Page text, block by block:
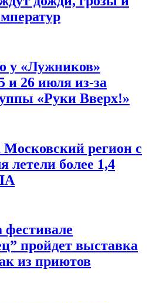
у «Лужников»
и 26 июля из-за
«Руки Вверх!»
регион с
летели более 1,4
пройдет выставка
из приютов